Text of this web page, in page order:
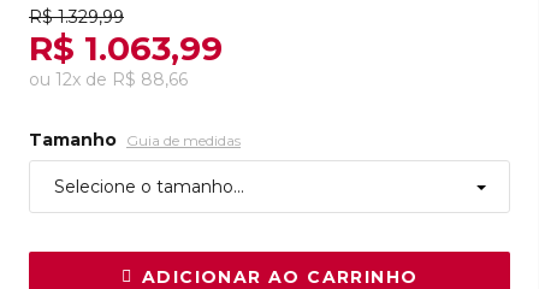
R$ 1.329,99
R$ 1.063,99
ou 12x de R$ 88,66
Tamanho Guia de medidas
Selecione o tamanho...
ADICIONAR AO CARRINHO